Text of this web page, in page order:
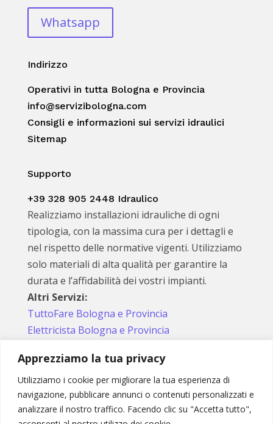
Apprezziamo la tua privacy
Utilizziamo i cookie per migliorare la tua esperienza di
navigazione, pubblicare annunci o contenuti personalizzati e
analizzare il nostro traffico. Facendo clic su "Accetta tutto",
Whatsapp
Indirizzo
Operativi in tutta Bologna e Provincia
info@servizibologna.com
Consigli e informazioni sui servizi idraulici
Sitemap
Supporto
+39 328 905 2448 Idraulico
Realizziamo installazioni idrauliche di ogni
tipologia, con la massima cura per i dettagli e
nel rispetto delle normative vigenti. Utilizziamo
solo materiali di alta qualità per garantire la
durata e l’affidabilità dei vostri impianti.
Altri Servizi:
TuttoFare Bologna e Provincia
Elettricista Bologna e Provincia
Seguici sui social